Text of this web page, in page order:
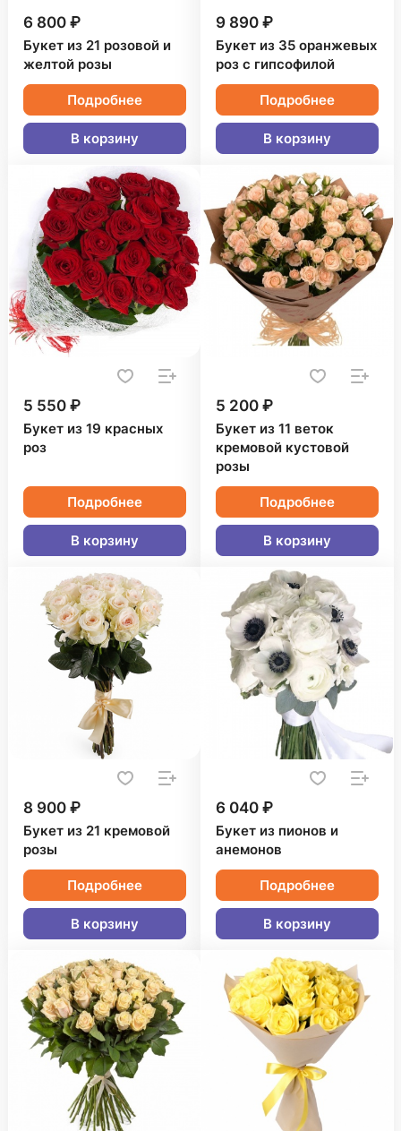
6 800 ₽
Букет из 21 розовой и
желтой розы
Подробнее
В корзину
9 890 ₽
Букет из 35 оранжевых
роз с гипсофилой
Подробнее
В корзину
5 550 ₽
Букет из 19 красных
роз
Подробнее
В корзину
5 200 ₽
Букет из 11 веток
кремовой кустовой
розы
Подробнее
В корзину
8 900 ₽
Букет из 21 кремовой
розы
Подробнее
В корзину
6 040 ₽
Букет из пионов и
анемонов
Подробнее
В корзину